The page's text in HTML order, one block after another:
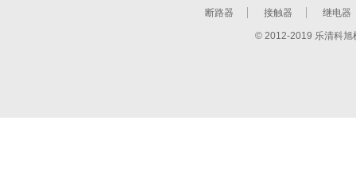
断路器 接触器 继电器
© 2012-2019 乐清科旭